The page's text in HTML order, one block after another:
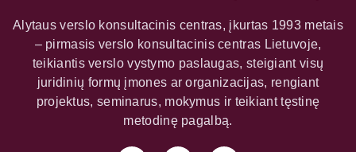
Alytaus verslo konsultacinis centras, įkurtas 1993 metais
– pirmasis verslo konsultacinis centras Lietuvoje,
teikiantis verslo vystymo paslaugas, steigiant visų
juridinių formų įmones ar organizacijas, rengiant
projektus, seminarus, mokymus ir teikiant tęstinę
metodinę pagalbą.